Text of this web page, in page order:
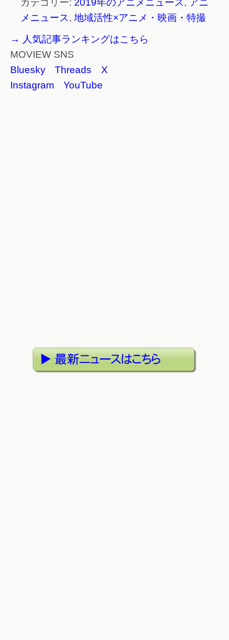
カテゴリー: 2019年のアニメニュース, アニ
メニュース, 地域活性×アニメ・映画・特撮
→ 人気記事ランキングはこちら
MOVIEW SNS
Bluesky
Threads
X
Instagram
YouTube